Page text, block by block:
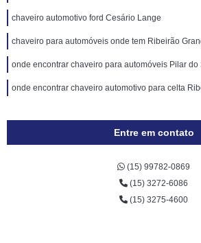
chaveiro automotivo ford Cesário Lange
chaveiro para automóveis onde tem Ribeirão
onde encontrar chaveiro para automóveis Pilar do
onde encontrar chaveiro automotivo para celta
Entre em contato
(15) 99782-0869
(15) 3272-6086
(15) 3275-4600